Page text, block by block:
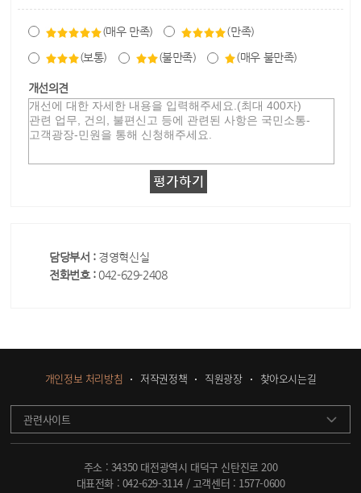
(매우 만족) (만족)
(보통) (불만족) (매우 불만족)
개선의견
담당부서 : 경영혁신실
전화번호 : 042-629-2408
개인정보 처리방침 저작권정책 직원광장 찾아오시는길
관련사이트
주소 : 34350 대전광역시 대덕구 신탄진로 200
대표전화 : 042-629-3114 / 고객센터 : 1577-0600